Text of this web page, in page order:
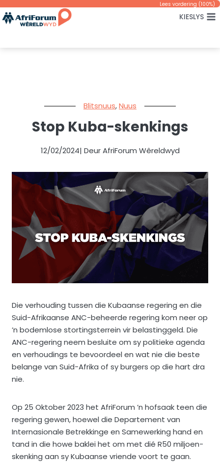
Skip
to
Lees vordering (100%)
KIESLYS
Blitsnuus,Nuus
Stop Kuba-skenkings
12/02/2024| Deur AfriForum Wêreldwyd
Die verhouding tussen die Kubaanse regering en die
Suid-Afrikaanse ANC-beheerde regering kom neer op
’n bodemlose stortingsterrein vir belastinggeld. Die
ANC-regering neem besluite om sy politieke agenda
en verhoudings te bevoordeel en wat nie die beste
belange van Suid-Afrika of sy burgers op die hart dra
nie.
Op 25 Oktober 2023 het AfriForum ’n hofsaak teen die
regering gewen, hoewel die Departement van
Internasionale Betrekkinge en Samewerking hand en
tand in die howe baklei het om met dié R50 miljoen-
skenking aan sy Kubaanse vriende voort te gaan.